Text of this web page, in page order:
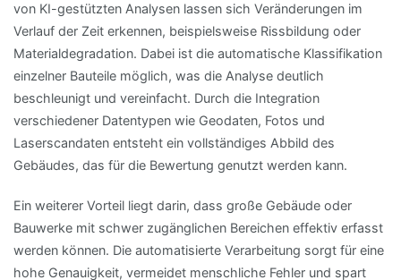
von KI-gestützten Analysen lassen sich Veränderungen im
Verlauf der Zeit erkennen, beispielsweise Rissbildung oder
Materialdegradation. Dabei ist die automatische Klassifikation
einzelner Bauteile möglich, was die Analyse deutlich
beschleunigt und vereinfacht. Durch die Integration
verschiedener Datentypen wie Geodaten, Fotos und
Laserscandaten entsteht ein vollständiges Abbild des
Gebäudes, das für die Bewertung genutzt werden kann.
Ein weiterer Vorteil liegt darin, dass große Gebäude oder
Bauwerke mit schwer zugänglichen Bereichen effektiv erfasst
werden können. Die automatisierte Verarbeitung sorgt für eine
hohe Genauigkeit, vermeidet menschliche Fehler und spart